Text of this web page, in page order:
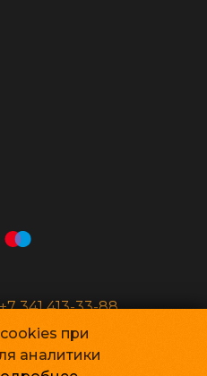
при
аналитики
+7 341 413-33-88
©2009-2026